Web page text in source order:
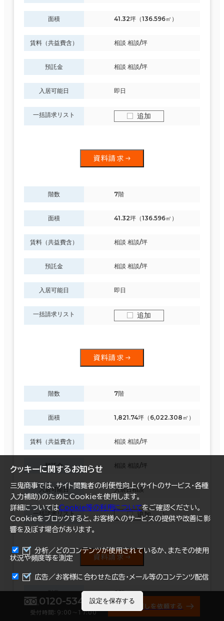
面積 41.32坪（136.596㎡）
賃料（共益費含） 相談 相談/坪
預託金 相談 相談/坪
入居可能日 即日
一括請求リスト 追加
資料請求
階数 7階
面積 41.32坪（136.596㎡）
賃料（共益費含） 相談 相談/坪
預託金 相談 相談/坪
入居可能日 即日
一括請求リスト 追加
資料請求
階数 7階
面積 1,821.74坪（6,022.308㎡）
賃料（共益費含） 相談 相談/坪
預託金 相談 相談/坪
入居可能日 入居日相談
一括請求リスト 追加
資料請求
階数 8階
面積 160.18坪（529.523㎡）
まとめて資料請求
0120-534-011
受付時間：9:00〜17:00
オフィス探しを依頼する
クッキーに関するお知らせ
三鬼商事では、サイト閲覧者の利便性向上(サイトのサービス・各種
入力補助)のためにCookieを使用します。
詳細についてはCookie等の利用についてをご確認ください。
Cookieをブロックすると、お客様へのサービスの提供や改善に影
響を及ぼす場合があります。
分析／どのコンテンツが使用されているか、またその使用
状況や頻度等を測定
広告／お客様に合わせた広告・メール等のコンテンツ配信
設定を保存する